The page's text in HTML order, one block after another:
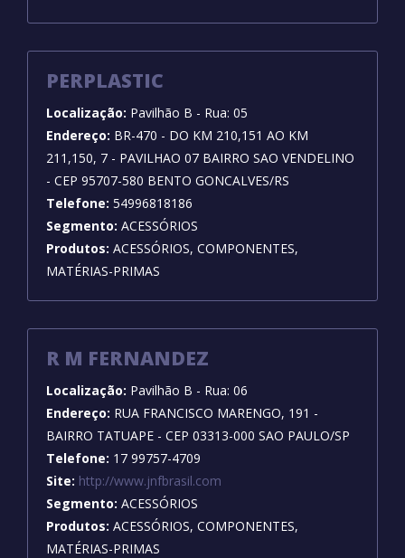
PERPLASTIC
Localização: Pavilhão B - Rua: 05
Endereço: BR-470 - DO KM 210,151 AO KM
211,150, 7 - PAVILHAO 07 BAIRRO SAO VENDELINO
- CEP 95707-580 BENTO GONCALVES/RS
Telefone: 54996818186
Segmento: ACESSÓRIOS
Produtos: ACESSÓRIOS, COMPONENTES,
MATÉRIAS-PRIMAS
R M FERNANDEZ
Localização: Pavilhão B - Rua: 06
Endereço: RUA FRANCISCO MARENGO, 191 -
BAIRRO TATUAPE - CEP 03313-000 SAO PAULO/SP
Telefone: 17 99757-4709
Site: http://www.jnfbrasil.com
Segmento: ACESSÓRIOS
Produtos: ACESSÓRIOS, COMPONENTES,
MATÉRIAS-PRIMAS